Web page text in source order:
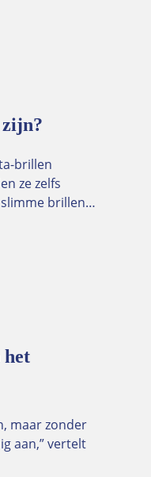
brillen
ze zelfs
slimme brillen…
maar zonder
aan,” vertelt